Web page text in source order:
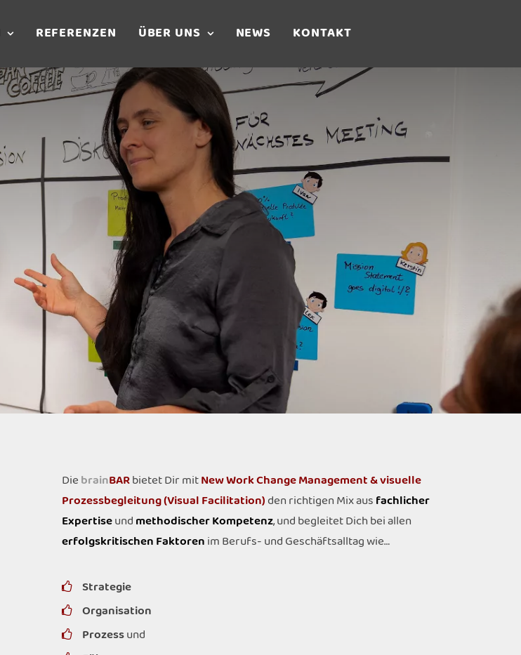
REFERENZEN ÜBER UNS NEWS KONTAKT
DiebrainBARbietet Dir mitNew Work Change Management & visuelle
Prozessbegleitung (Visual Facilitation)den richtigen Mix ausfachlicher
Expertiseundmethodischer Kompetenz, und begleitet Dich bei allen
erfolgskritischen Faktorenim Berufs- und Geschäftsalltag wie…
Strategie
Organisation
Prozessund